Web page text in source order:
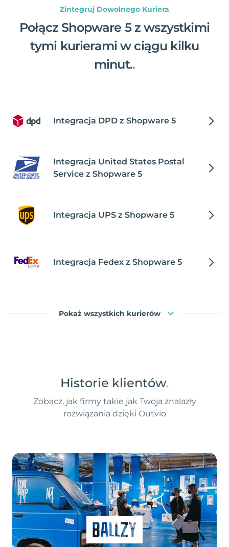
Zintegruj Dowolnego Kuriera
Połącz Shopware 5 z wszystkimi
tymi kurierami w ciągu kilku
minut..
Integracja DPD z Shopware 5
Integracja United States Postal
Service z Shopware 5
Integracja UPS z Shopware 5
Integracja Fedex z Shopware 5
Pokaż wszystkich kurierów
Historie klientów.
Zobacz, jak firmy takie jak Twoja znalazły
rozwiązania dzięki Outvio